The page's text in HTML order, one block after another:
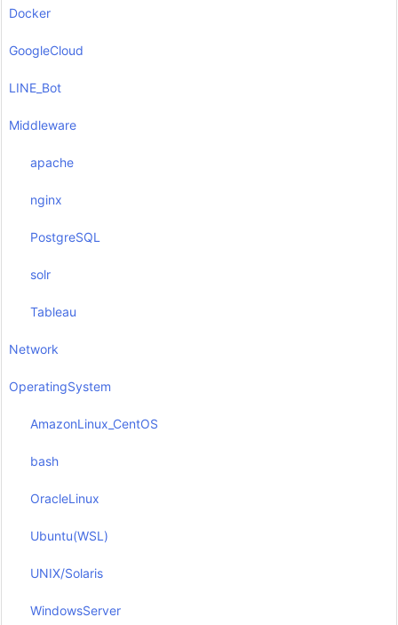
Docker
GoogleCloud
LINE_Bot
Middleware
apache
nginx
PostgreSQL
solr
Tableau
Network
OperatingSystem
AmazonLinux_CentOS
bash
OracleLinux
Ubuntu(WSL)
UNIX/Solaris
WindowsServer